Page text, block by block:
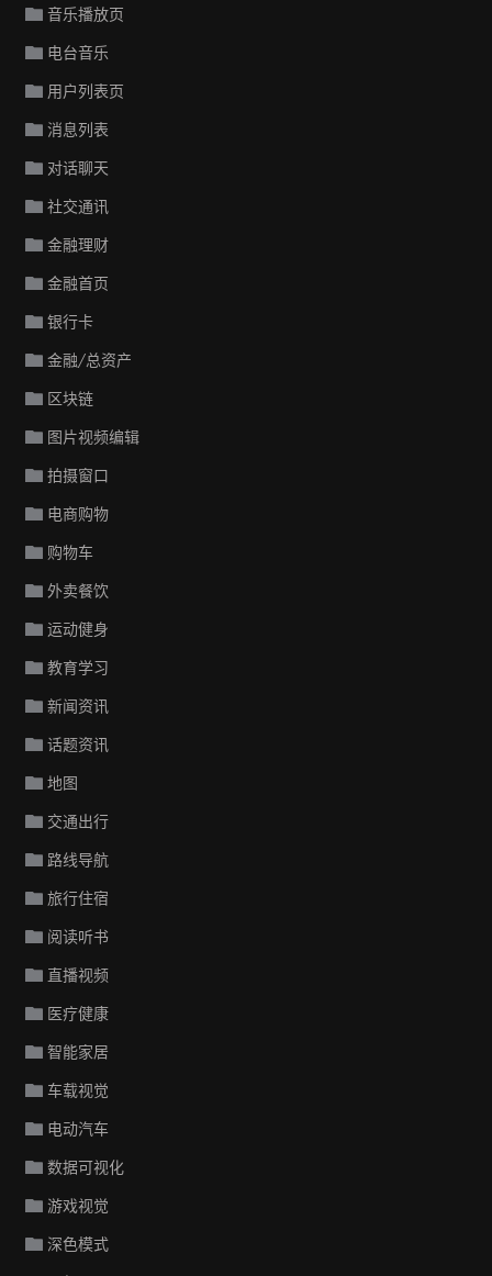
音乐播放页
电台音乐
用户列表页
消息列表
对话聊天
社交通讯
金融理财
金融首页
银行卡
金融/总资产
区块链
图片视频编辑
拍摄窗口
电商购物
购物车
外卖餐饮
运动健身
教育学习
新闻资讯
话题资讯
地图
交通出行
路线导航
旅行住宿
阅读听书
直播视频
医疗健康
智能家居
车载视觉
电动汽车
数据可视化
游戏视觉
深色模式